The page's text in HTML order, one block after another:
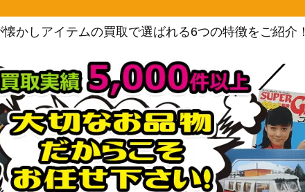
112】
バンダイ
（謀略の王国）
（Anime 25th collection）
ラレル）【OP05-119】
バンダイ
（新時代の主役）
）【OP06-118】
バンダイ
（双璧の覇者）
レル）【OP03-001】
バンダイ
（強大な敵）
かしアイテムの買取で選ばれる6つの特徴をご紹介！